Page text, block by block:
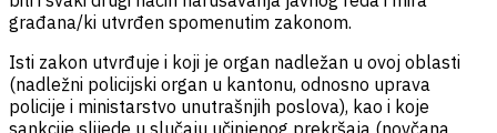
građana/ki utvrđen spomenutim zakonom.
Isti zakon utvrđuje i koji je organ nadležan u ovoj oblasti
(nadležni policijski organ u kantonu, odnosno uprava
policije i ministarstvo unutrašnjih poslova), kao i koje